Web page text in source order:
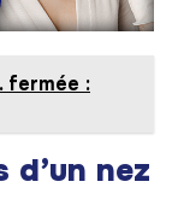
fermée :
d’un nez